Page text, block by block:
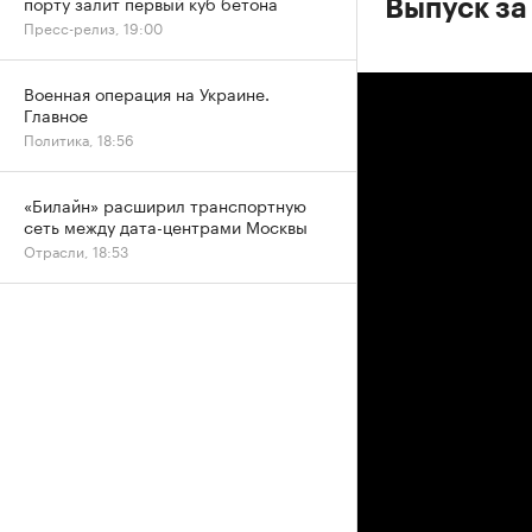
Выпуск
Пресс-релиз, 19:00
Военная операция на Украине.
Главное
Политика, 18:56
«Билайн» расширил транспортную
сеть между дата-центрами Москвы
Отрасли, 18:53